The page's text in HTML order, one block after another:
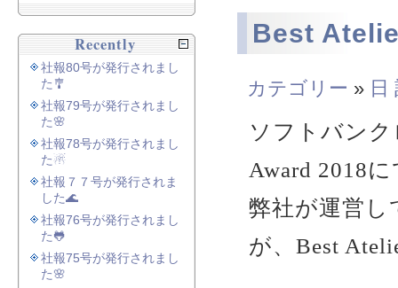
Best
カテゴリー » 日
ソフトバン
Award 2018
弊社が運営
が、Best
Recently
社報80号が発行されまし
た🎐
社報79号が発行されまし
た🌸
社報78号が発行されまし
た☃
社報７７号が発行されま
した🌊
社報76号が発行されまし
た🐸
社報75号が発行されまし
た🌸